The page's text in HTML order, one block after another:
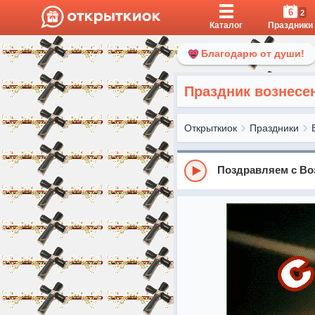
Каталог
6 2
Праздники
Благодарю от души!
Праздник
Открыткиок Праздники
Поздравляем с